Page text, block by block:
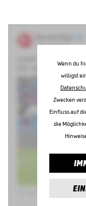
Wenn du
willigst
Zwecken
Einfluss auf
die